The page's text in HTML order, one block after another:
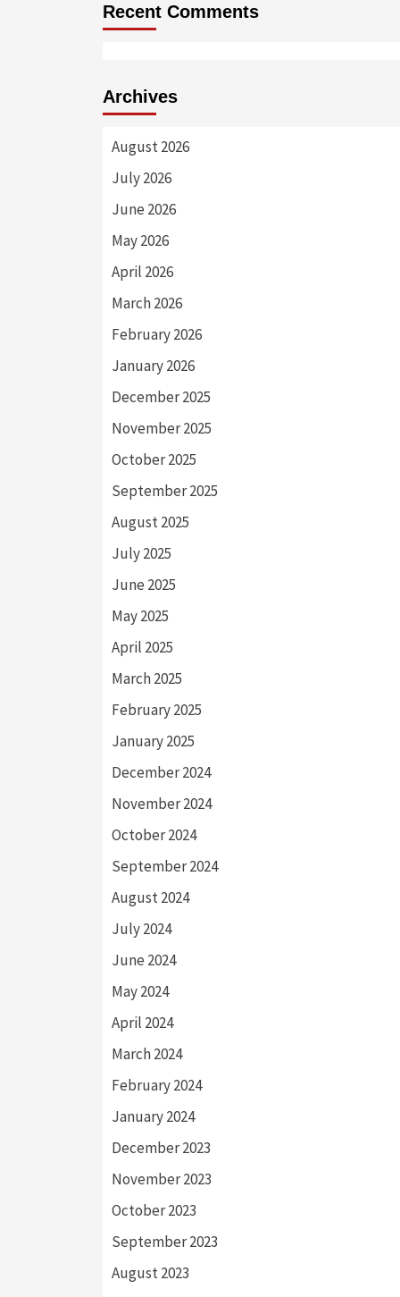
Recent Comments
Archives
August 2026
July 2026
June 2026
May 2026
April 2026
March 2026
February 2026
January 2026
December 2025
November 2025
October 2025
September 2025
August 2025
July 2025
June 2025
May 2025
April 2025
March 2025
February 2025
January 2025
December 2024
November 2024
October 2024
September 2024
August 2024
July 2024
June 2024
May 2024
April 2024
March 2024
February 2024
January 2024
December 2023
November 2023
October 2023
September 2023
August 2023